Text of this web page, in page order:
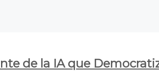
de la IA que